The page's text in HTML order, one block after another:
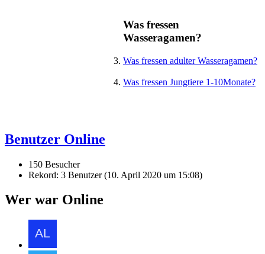
Was fressen
Wasseragamen?
Was fressen adulter Wasseragamen?
Was fressen Jungtiere 1-10Monate?
Benutzer Online
150 Besucher
Rekord: 3 Benutzer (10. April 2020 um 15:08)
Wer war Online